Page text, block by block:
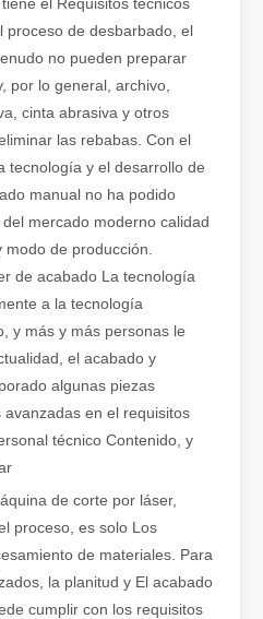
¿Qué es el corte por láser de tubos?
una tecnología clave en la
un método de precisión que se
proceso de desbarbado, el
no pueden preparar
por lo general, archivo,
cinta abrasiva y otros
las rebabas. Con el
tecnología y el desarrollo de
manual no ha podido
mercado moderno calidad
de producción.
de acabado La tecnología
a la tecnología
y más y más personas le
el acabado y
algunas piezas
en el requisitos
técnico Contenido, y
de corte por láser,
proceso, es solo Los
de materiales. Para
la planitud y El acabado
cumplir con los requisitos